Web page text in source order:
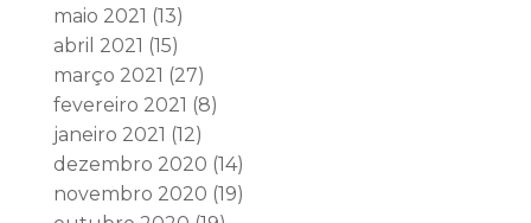
maio 2021 (13)
abril 2021 (15)
março 2021 (27)
fevereiro 2021 (8)
janeiro 2021 (12)
dezembro 2020 (14)
novembro 2020 (19)